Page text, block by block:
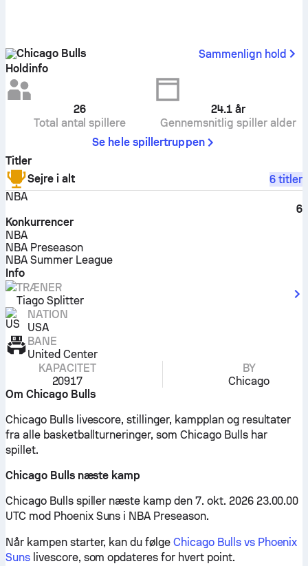
Chicago Bulls
Sammenlign hold
Holdinfo
26
Total antal spillere
24.1 år
Gennemsnitlig spiller alder
Se hele spillertruppen
Titler
Sejre i alt
6 titler
NBA
6
Konkurrencer
NBA
NBA Preseason
NBA Summer League
Info
TRÆNER
Tiago Splitter
NATION
USA
BANE
United Center
KAPACITET
20917
BY
Chicago
Om Chicago Bulls
Chicago Bulls livescore, stillinger, kampplan og resultater
fra alle basketballturneringer, som Chicago Bulls har
spillet.
Chicago Bulls næste kamp
Chicago Bulls spiller næste kamp den 7. okt. 2026 23.00.00
UTC mod Phoenix Suns i NBA Preseason.
Når kampen starter, kan du følgeChicago Bulls vs Phoenix
Sunslivescore, som opdateres for hvert point.